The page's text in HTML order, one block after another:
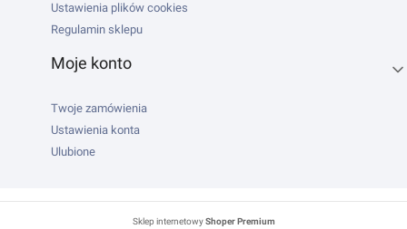
Ustawienia plików cookies
Regulamin sklepu
Moje konto
Twoje zamówienia
Ustawienia konta
Ulubione
Sklep internetowyShoper Premium